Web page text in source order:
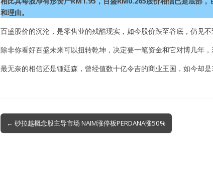
和理由。
百盛股价的沉沦，是零售业的残酷现实，如今股价跌至谷底，仍见不
除非你看好百盛未来可以扭转乾坤，决定要一笔资金和它对博几年
最无奈的相信还是锺廷森，曾经值数十亿令吉的商业王国，如今却
Post
navigation
← 砂拉越概念股主导市场 NAIM涨停板PERDANA涨50%